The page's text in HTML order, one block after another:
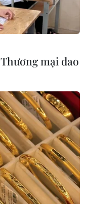
vì
mại dao